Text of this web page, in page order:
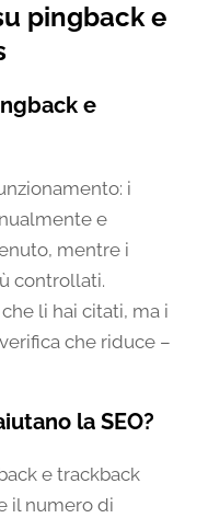
pingback e
e
i
e
mentre i
controllati.
li hai citati, ma i
che riduce –
la SEO?
e trackback
il numero di